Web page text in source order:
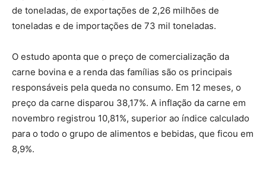
de toneladas, de exportações de 2,26 milhões de
toneladas e de importações de 73 mil toneladas.
O estudo aponta que o preço de comercialização da
carne bovina e a renda das famílias são os principais
responsáveis pela queda no consumo. Em 12 meses, o
preço da carne disparou 38,17%. A inflação da carne em
novembro registrou 10,81%, superior ao índice calculado
para o todo o grupo de alimentos e bebidas, que ficou em
8,9%.